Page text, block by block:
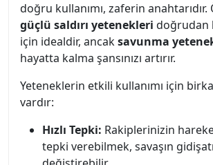
doğru kullanımı, zaferin
güçlü saldırı yetenekleri doğrudan
için idealdir, ancaksavunma
hayatta kalma şansınızı artırır.
Yeteneklerin etkili kullanımı için
vardır:
Hızlı Tepki: Rakiplerinizin
tepki verebilmek, savaşın